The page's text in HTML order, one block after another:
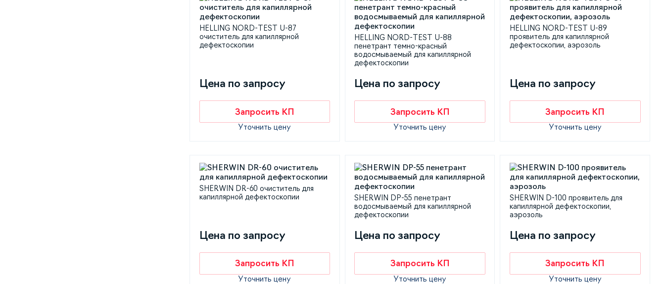
HELLING NORD-TEST U-87
очиститель для капиллярной
дефектоскопии
Цена по запросу
Запросить КП
Уточнить цену
HELLING NORD-TEST U-88
пенетрант темно-красный
водосмываемый для капиллярной
дефектоскопии
Цена по запросу
Запросить КП
Уточнить цену
HELLING NORD-TEST U-89
проявитель для капиллярной
дефектоскопии, аэрозоль
Цена по запросу
Запросить КП
Уточнить цену
SHERWIN DR-60 очиститель для
капиллярной дефектоскопии
Цена по запросу
Запросить КП
Уточнить цену
SHERWIN DP-55 пенетрант
водосмываемый для капиллярной
дефектоскопии
Цена по запросу
Запросить КП
Уточнить цену
SHERWIN D-100 проявитель для
капиллярной дефектоскопии,
аэрозоль
Цена по запросу
Запросить КП
Уточнить цену